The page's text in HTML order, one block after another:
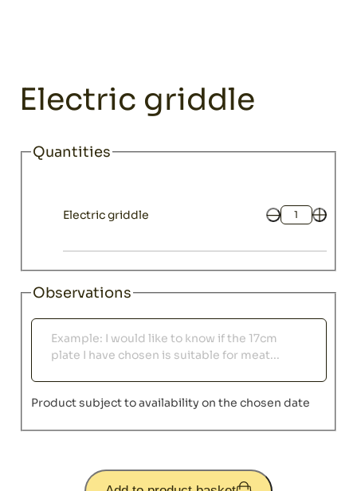
Electric griddle
Quantities
Electric griddle Quantity
Observations
Observations
Product subject to availability on the chosen date